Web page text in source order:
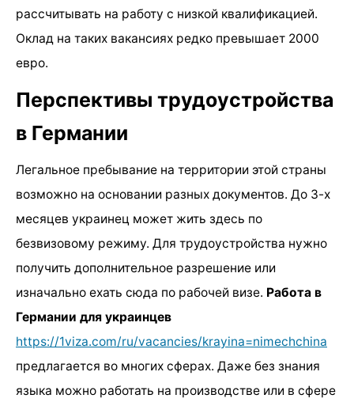
рассчитывать на работу с низкой квалификацией.
Оклад на таких вакансиях редко превышает 2000
евро.
Перспективы трудоустройства
в Германии
Легальное пребывание на территории этой страны
возможно на основании разных документов. До 3-х
месяцев украинец может жить здесь по
безвизовому режиму. Для трудоустройства нужно
получить дополнительное разрешение или
изначально ехать сюда по рабочей визе. Работа в
Германии для украинцев
https://1viza.com/ru/vacancies/krayina=nimechchina
предлагается во многих сферах. Даже без знания
языка можно работать на производстве или в сфере